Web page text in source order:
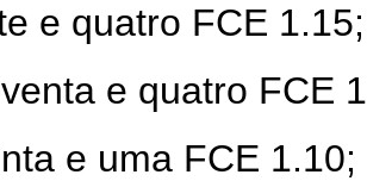
e quatro FCE 1.15;
e quatro FCE
e uma FCE 1.10;